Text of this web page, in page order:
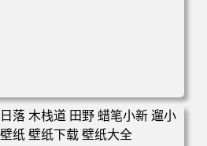
人 猫 猫咪 萌宠 电脑桌面 高清壁